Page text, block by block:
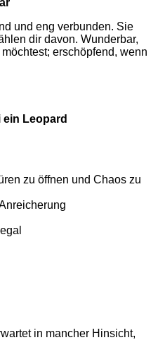
und eng verbunden. Sie
dir davon. Wunderbar,
erschöpfend, wenn
ein Leopard
zu öffnen und Chaos zu
in mancher Hinsicht,